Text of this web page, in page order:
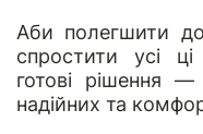
Аби полегшити
спростити усі
готові рішення
надійних та